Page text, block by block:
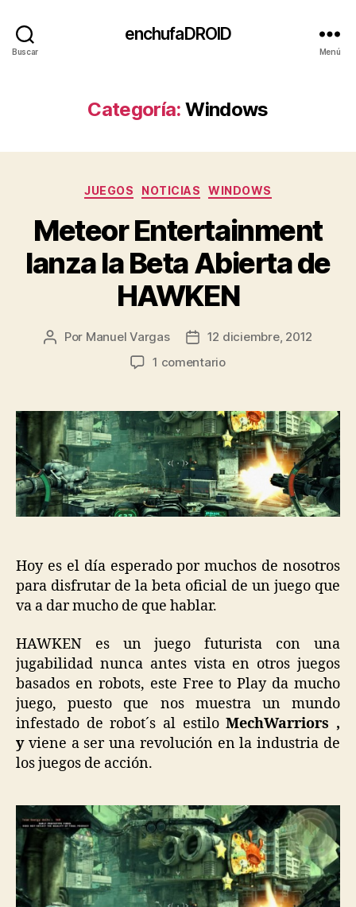
Buscar
enchufaDROID
Menú
Categoría: Windows
Categorías
JUEGOS NOTICIAS WINDOWS
Meteor Entertainment
lanza la Beta Abierta de
HAWKEN
Autor
Por Manuel Vargas
Fecha12 diciembre, 2012
1 comentarioen
lanza
la
Beta
Abierta
de
HAWKEN
Hoy es el día esperado por muchos de nosotros
para disfrutar de la beta oficial de un juego que
va a dar mucho de que hablar.
HAWKEN es un juego futurista con una
jugabilidad nunca antes vista en otros juegos
basados en robots, este Free to Play da mucho
juego, puesto que nos muestra un mundo
infestado de robot´s al estiloMechWarriors ,
y viene a ser una revolución en la industria de
los juegos de acción.